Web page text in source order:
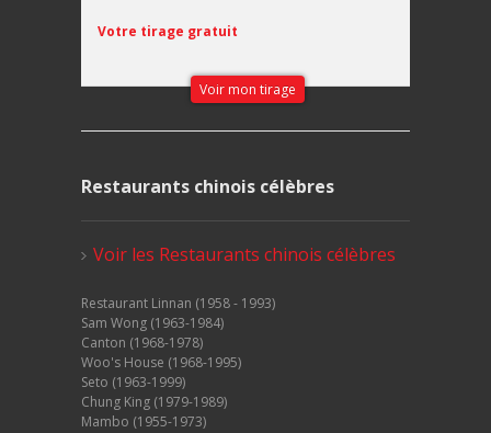
Votre tirage gratuit
Voir mon tirage
Restaurants chinois célèbres
Voir les Restaurants chinois célèbres
Restaurant Linnan (1958 - 1993)
Sam Wong (1963-1984)
Canton (1968-1978)
Woo's House (1968-1995)
Seto (1963-1999)
Chung King (1979-1989)
Mambo (1955-1973)